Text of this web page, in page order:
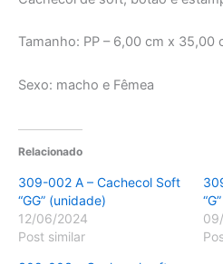
Tamanho: PP – 6,00 cm x 35,00
Sexo: macho e Fêmea
Relacionado
309-002 A – Cachecol Soft
“GG” (unidade)
12/06/2024
Post similar